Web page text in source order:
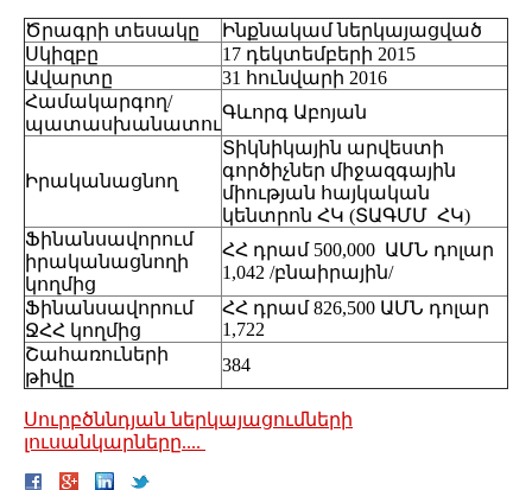
Ծրագրի տեսակը
Ինքնակամ ներկայացված
Սկիզբը
17 դեկտեմբերի 2015
Ավարտը
31 հունվարի 2016
Համակարգող/
պատասխանատու
Գևորգ Աբոյան
Իրականացնող
Տիկնիկային արվեստի
գործիչներ միջազգային
միության հայկական
կենտրոն ՀԿ (ՏԱԳՄՄ ՀԿ)
Ֆինանսավորում
իրականացնողի
կողմից
ՀՀ դրամ 500,000 ԱՄՆ դոլար
1,042 /բնաիրային/
Ֆինանսավորում
ՋՀՀ կողմից
ՀՀ դրամ 826,500 ԱՄՆ դոլար
1,722
Շահառուների
թիվը
384
Սուրբծննդյան ներկայացումների
լուսանկարները....